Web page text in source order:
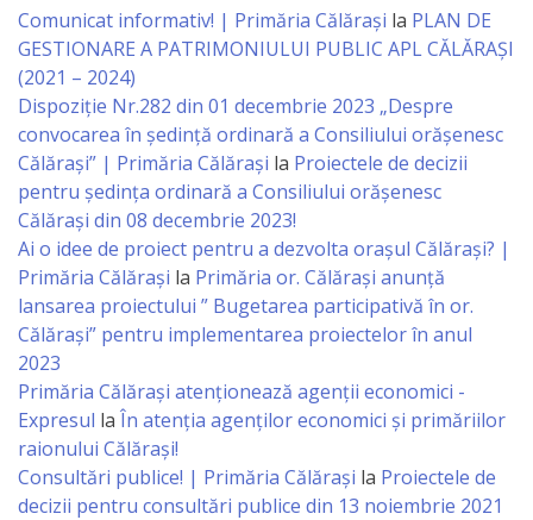
Business
şi
Comerţ
Specialist
în
Problemele
Tineretului
şi
Sportului
Specialist
pentru
Comunicat informativ! | Primăria Călărași la PLAN DE
GESTIONARE A PATRIMONIULUI PUBLIC APL CĂLĂRAȘI
(2021 – 2024)
Dispoziție Nr.282 din 01 decembrie 2023 „Despre
convocarea în ședință ordinară a Consiliului orășenesc
Călărași” | Primăria Călărași la Proiectele de decizii
pentru ședința ordinară a Consiliului orășenesc
Călărași din 08 decembrie 2023!
Ai o idee de proiect pentru a dezvolta orașul Călărași? |
Primăria Călărași la Primăria or. Călărași anunță
lansarea proiectului ” Bugetarea participativă în or.
Călărași” pentru implementarea proiectelor în anul
2023
Primăria Călăraşi atenţionează agenţii economici -
Expresul la În atenția agenților economici și primăriilor
raionului Călărași!
Consultări publice! | Primăria Călărași la Proiectele de
decizii pentru consultări publice din 13 noiembrie 2021